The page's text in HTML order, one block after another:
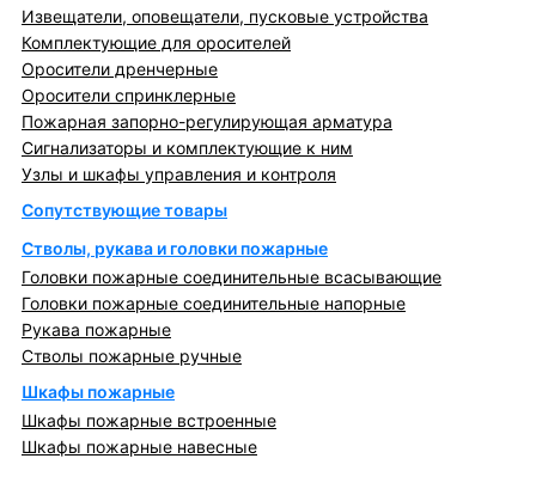
Извещатели, оповещатели, пусковые устройства
Комплектующие для оросителей
Оросители дренчерные
Оросители спринклерные
Пожарная запорно-регулирующая арматура
Сигнализаторы и комплектующие к ним
Узлы и шкафы управления и контроля
Сопутствующие товары
Стволы, рукава и головки пожарные
Головки пожарные соединительные всасывающие
Головки пожарные соединительные напорные
Рукава пожарные
Стволы пожарные ручные
Шкафы пожарные
Шкафы пожарные встроенные
Шкафы пожарные навесные